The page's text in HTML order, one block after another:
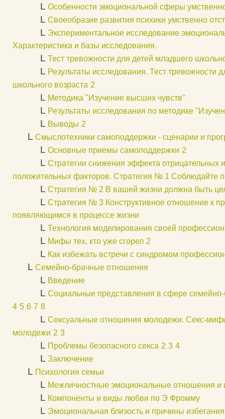
L Особенности эмоциональной сферы
L Своеобразие развития психики умственно
L Экспериментальное исследование
Характеристика и базы исследования.
L Тест тревожности для детей младшего
L Результаты исследования. Тест тревожности
школьного возраста 2
L Методика "Изучение высших чувств"
L Результаты исследования по методике
L Выводы 2
L Смыслотехники самоподдержки - сценарии и
L Основные приемы самоподдержки 2
L Стратегии снижения эффекта отрицательных
положительных факторов. Стратегия № 1 Соблюдайте
L Стратегия № 2 В вашей жизни должна быть
L Стратегия № 3 Конструктивное отношение к
появляющимся в процессе жизни
L Технология моделирования своей
L Мифы тех, кто уже сгорел 2
L Как избежать встречи с синдромом
L Семейно-брачные отношения
L Введение
L Социальные представления в сфере
4 5 6 7 8
L Сексуальные отношения молодежи. Секс-
молодежи 2 3
L Проблемы безопасного секса 2 3 4
L Заключение
L Психология семьи
L Межличностные эмоциональные отношения и
L Компоненты и виды любви по Э Фромму
L Эмоциональная близость и причины